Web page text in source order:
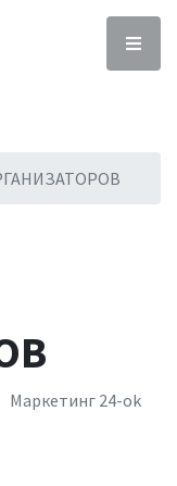
Маркетинг 24-ok